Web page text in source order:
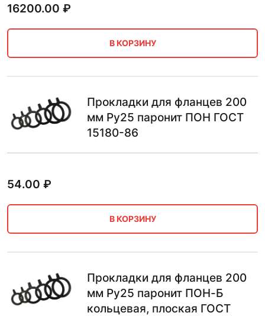
16200.00 ₽
В КОРЗИНУ
Прокладки для фланцев 200
мм Ру25 паронит ПОН ГОСТ
15180-86
54.00 ₽
В КОРЗИНУ
Прокладки для фланцев 200
мм Ру25 паронит ПОН-Б
кольцевая, плоская ГОСТ